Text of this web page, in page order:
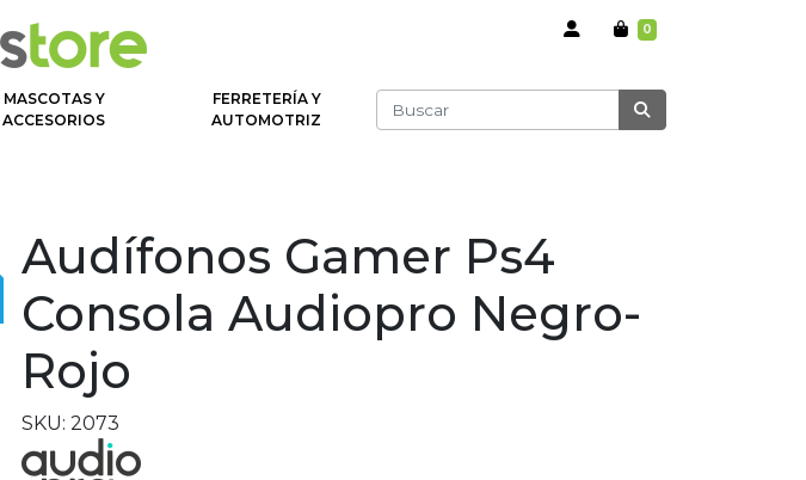
0
MASCOTAS Y
ACCESORIOS
FERRETERÍA Y
AUTOMOTRIZ
Audífonos Gamer Ps4
Consola Audiopro Negro-
Rojo
SKU: 2073